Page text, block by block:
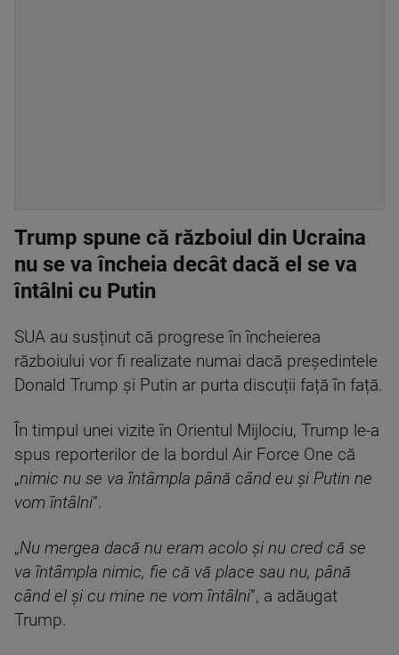
Trump spune că războiul din Ucraina
nu se va încheia decât dacă el se va
întâlni cu Putin
SUA au susținut că progrese în încheierea
războiului vor fi realizate numai dacă președintele
Donald Trump și Putin ar purta discuții față în față.
În timpul unei vizite în Orientul Mijlociu, Trump le-a
spus reporterilor de la bordul Air Force One că
„nimic nu se va întâmpla până când eu și Putin ne
vom întâlni”.
„Nu mergea dacă nu eram acolo și nu cred că se
va întâmpla nimic, fie că vă place sau nu, până
când el și cu mine ne vom întâlni”, a adăugat
Trump.